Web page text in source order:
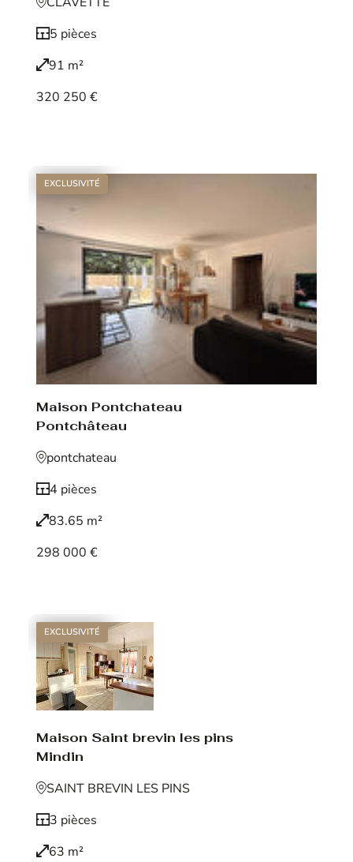
5 pièces
91 m²
320 250 €
EXCLUSIVITÉ
Maison Pontchateau
Pontchâteau
pontchateau
4 pièces
83.65 m²
298 000 €
EXCLUSIVITÉ
Maison Saint brevin les pins
Mindin
SAINT BREVIN LES PINS
3 pièces
63 m²